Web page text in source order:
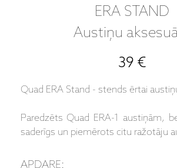
ERA STAND
Austiņu
39 €
Quad ERA Stand - stends ērtai
Paredzēts Quad ERA-1 austiņām,
saderīgs un piemērots citu ražotāju
APDARE: